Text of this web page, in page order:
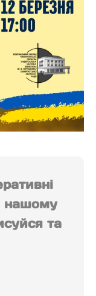
нашому
та